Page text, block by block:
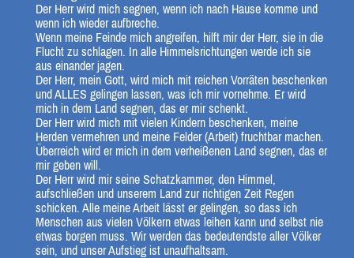
Der Herr wird mich segnen, wenn ich nach Hause komme und
wenn ich wieder aufbreche.
Wenn meine Feinde mich angreifen, hilft mir der Herr, sie in die
Flucht zu schlagen. In alle Himmelsrichtungen werde ich sie
aus einander jagen.
Der Herr, mein Gott, wird mich mit reichen Vorräten beschenken
und ALLES gelingen lassen, was ich mir vornehme. Er wird
mich in dem Land segnen, das er mir schenkt.
Der Herr wird mich mit vielen Kindern beschenken, meine
Herden vermehren und meine Felder (Arbeit) fruchtbar machen.
Überreich wird er mich in dem verheißenen Land segnen, das er
mir geben will.
Der Herr wird mir seine Schatzkammer, den Himmel,
aufschließen und unserem Land zur richtigen Zeit Regen
schicken. Alle meine Arbeit lässt er gelingen, so dass ich
Menschen aus vielen Völkern etwas leihen kann und selbst nie
etwas borgen muss. Wir werden das bedeutendste aller Völker
sein, und unser Aufstieg ist unaufhaltsam.